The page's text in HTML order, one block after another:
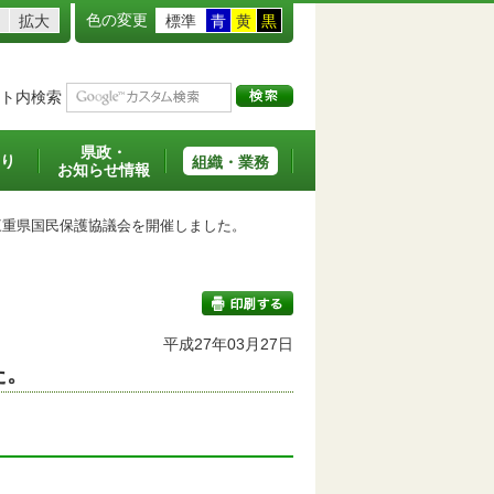
拡大 色の変更 標準 青 黄 黒
内検索
県政・
お知らせ情報
組織・業務
国民保護協議会を開催しました。
印刷する
平成27年03月27日